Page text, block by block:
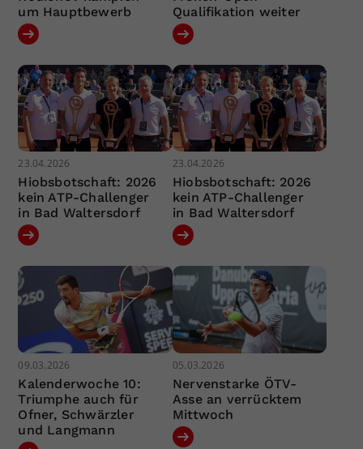
um Hauptbewerb
Qualifikation weiter
23.04.2026
Hiobsbotschaft: 2026
kein ATP-Challenger
in Bad Waltersdorf
23.04.2026
Hiobsbotschaft: 2026
kein ATP-Challenger
in Bad Waltersdorf
09.03.2026
Kalenderwoche 10:
Triumphe auch für
Ofner, Schwärzler
und Langmann
05.03.2026
Nervenstarke ÖTV-
Asse an verrücktem
Mittwoch